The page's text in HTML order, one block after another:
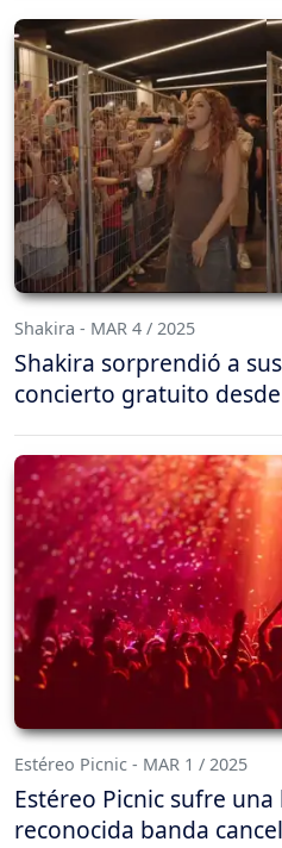
Shakira - MAR 4 / 2025
Shakira sorprendió a
concierto gratuito
Estéreo Picnic - MAR 1 / 2025
Estéreo Picnic sufre
reconocida banda